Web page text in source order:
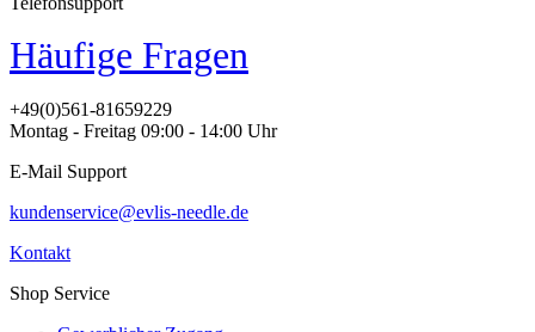
Häufige Fragen
+49(0)561-81659229
Montag - Freitag 09:00 - 14:00 Uhr
E-Mail Support
kundenservice@evlis-needle.de
Kontakt
Shop Service